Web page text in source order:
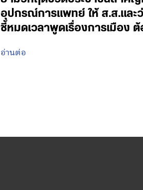
อุปกรณ์การแพทย์ ให้ ส.ส.และ
ชี้หมดเวลาพูดเรื่องการเมือง
อ่านต่อ